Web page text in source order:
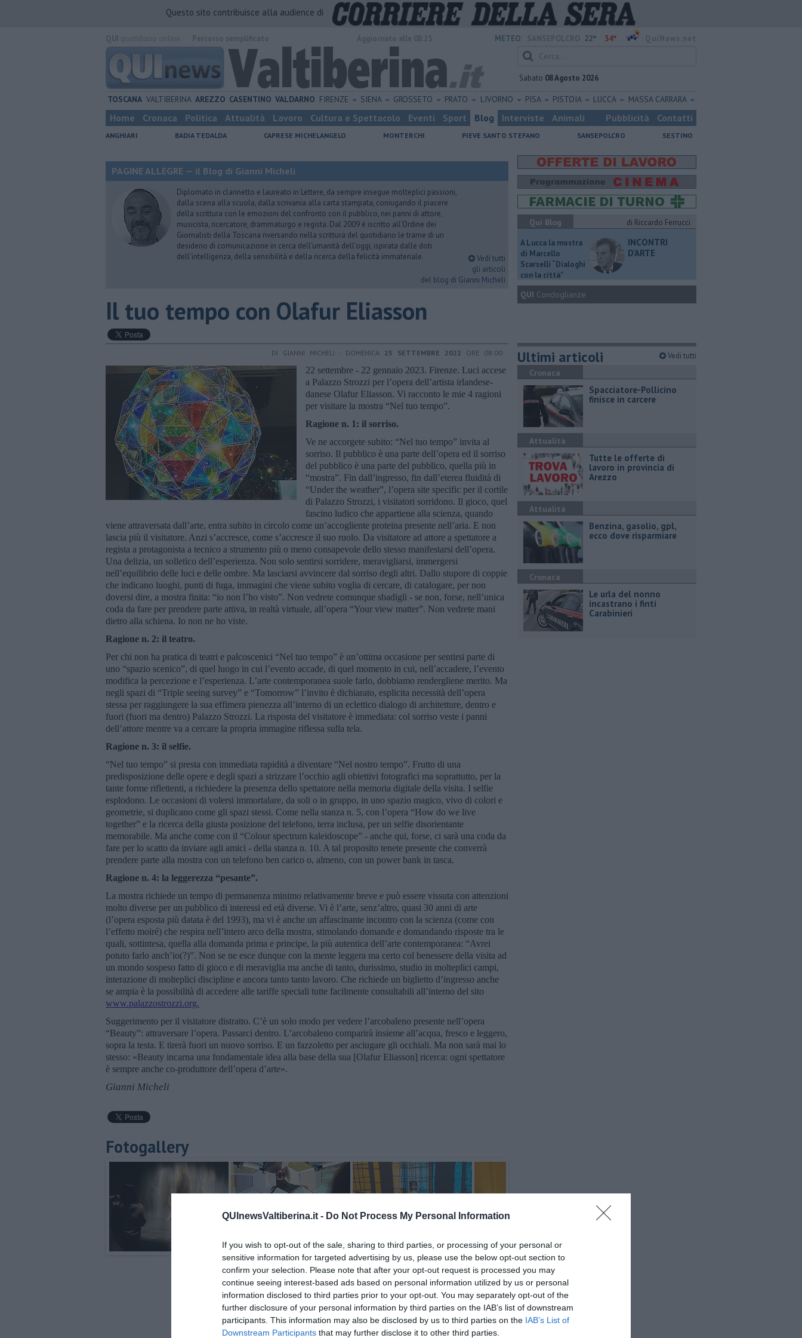
QUInewsValtiberina.it - Do Not Process My Personal Information
If you wish to opt-out of the sale, sharing to third parties, or processing of your personal or
sensitive information for targeted advertising by us, please use the below opt-out section to
confirm your selection. Please note that after your opt-out request is processed you may
continue seeing interest-based ads based on personal information utilized by us or personal
information disclosed to third parties prior to your opt-out. You may separately opt-out of the
further disclosure of your personal information by third parties on the IAB’s list of downstream
participants. This information may also be disclosed by us to third parties on the IAB’s List of
Downstream Participants that may further disclose it to other third parties.
Questo sito contribuisce alla audience di
METEO: 22° 34°
Sabato 08 Agosto 2026
TOSCANA VALTIBERINA AREZZO CASENTINO VALDARNO FIRENZE SIENA GROSSETO PRATO LIVORNO PISA PISTOIA LUCCA MASSA CARRARA
Home Cronaca Politica Attualità Lavoro Cultura e Spettacolo Eventi Sport Blog Interviste Animali Pubblicità Contatti
ANGHIARI BADIA TEDALDA CAPRESE MICHELANGELO MONTERCHI PIEVE SANTO STEFANO SANSEPOLCRO SESTINO
PAGINE ALLEGRE — il Blog di Gianni Micheli
Diplomato in clarinetto e laureato in Lettere, da sempre insegue molteplici passioni,
dalla scena alla scuola, dalla scrivania alla carta stampata, coniugando il piacere
della scrittura con le emozioni del confronto con il pubblico, nei panni di attore,
musicista, ricercatore, drammaturgo e regista. Dal 2009 è iscritto all’Ordine dei
Giornalisti della Toscana riversando nella scrittura del quotidiano le trame di un
desiderio di comunicazione in cerca dell’umanità dell’oggi, ispirata dalle doti
dell’intelligenza, della sensibilità e della ricerca della felicità immateriale.
Vedi tutti
gli articoli
del blog di Gianni Micheli
​Il tuo tempo con Olafur Eliasson
DI GIANNI MICHELI - DOMENICA 25 SETTEMBRE 2022 ORE 08:00
22 settembre - 22 gennaio 2023. Firenze. Luci accese
a Palazzo Strozzi per l’opera dell’artista irlandese-
danese Olafur Eliasson. Vi racconto le mie 4 ragioni
per visitare la mostra “Nel tuo tempo”.
Ragione n. 1: il sorriso.
Ve ne accorgete subito: “Nel tuo tempo” invita al
sorriso. Il pubblico è una parte dell’opera ed il sorriso
del pubblico è una parte del pubblico, quella più in
“mostra”. Fin dall’ingresso, fin dall’eterea fluidità di
“Under the weather”, l’opera site specific per il cortile
di Palazzo Strozzi, i visitatori sorridono. Il gioco, quel
fascino ludico che appartiene alla scienza, quando
viene attraversata dall’arte, entra subito in circolo come un’accogliente proteina presente nell’aria. E non
lascia più il visitatore. Anzi s’accresce, come s’accresce il suo ruolo. Da visitatore ad attore a spettatore a
regista a protagonista a tecnico a strumento più o meno consapevole dello stesso manifestarsi dell’opera.
Una delizia, un solletico dell’esperienza. Non solo sentirsi sorridere, meravigliarsi, immergersi
nell’equilibrio delle luci e delle ombre. Ma lasciarsi avvincere dal sorriso degli altri. Dallo stupore di coppie
che indicano luoghi, punti di fuga, immagini che viene subito voglia di cercare, di catalogare, per non
doversi dire, a mostra finita: “io non l’ho visto”. Non vedrete comunque sbadigli - se non, forse, nell’unica
coda da fare per prendere parte attiva, in realtà virtuale, all’opera “Your view matter”. Non vedrete mani
dietro alla schiena. Io non ne ho viste.
Ragione n. 2: il teatro.
Per chi non ha pratica di teatri e palcoscenici “Nel tuo tempo” è un’ottima occasione per sentirsi parte di
uno “spazio scenico”, di quel luogo in cui l’evento accade, di quel momento in cui, nell’accadere, l’evento
modifica la percezione e l’esperienza. L’arte contemporanea suole farlo, dobbiamo rendergliene merito. Ma
negli spazi di “Triple seeing survey” e “Tomorrow” l’invito è dichiarato, esplicita necessità dell’opera
stessa per raggiungere la sua effimera pienezza all’interno di un eclettico dialogo di architetture, dentro e
fuori (fuori ma dentro) Palazzo Strozzi. La risposta del visitatore è immediata: col sorriso veste i panni
dell’attore mentre va a cercare la propria immagine riflessa sulla tela.
Ragione n. 3: il selfie.
“Nel tuo tempo” si presta con immediata rapidità a diventare “Nel nostro tempo”. Frutto di una
predisposizione delle opere e degli spazi a strizzare l’occhio agli obiettivi fotografici ma soprattutto, per la
tante forme riflettenti, a richiedere la presenza dello spettatore nella memoria digitale della visita. I selfie
esplodono. Le occasioni di volersi immortalare, da soli o in gruppo, in uno spazio magico, vivo di colori e
geometrie, si duplicano come gli spazi stessi. Come nella stanza n. 5, con l’opera “How do we live
together” e la ricerca della giusta posizione del telefono, terra inclusa, per un selfie disorientante
memorabile. Ma anche come con il “Colour spectrum kaleidoscope” - anche qui, forse, ci sarà una coda da
fare per lo scatto da inviare agli amici - della stanza n. 10. A tal proposito tenete presente che converrà
prendere parte alla mostra con un telefono ben carico o, almeno, con un power bank in tasca.
Ragione n. 4: la leggerezza “pesante”.
La mostra richiede un tempo di permanenza minimo relativamente breve e può essere vissuta con attenzioni
molto diverse per un pubblico di interessi ed età diverse. Vi è l’arte, senz’altro, quasi 30 anni di arte
(l’opera esposta più datata è del 1993), ma vi è anche un affascinante incontro con la scienza (come con
l’effetto moiré) che respira nell’intero arco della mostra, stimolando domande e domandando risposte tra le
quali, sottintesa, quella alla domanda prima e principe, la più autentica dell’arte contemporanea: “Avrei
potuto farlo anch’io(?)”. Non se ne esce dunque con la mente leggera ma certo col benessere della visita ad
un mondo sospeso fatto di gioco e di meraviglia ma anche di tanto, durissimo, studio in molteplici campi,
interazione di molteplici discipline e ancora tanto tanto lavoro. Che richiede un biglietto d’ingresso anche
se ampia è la possibilità di accedere alle tariffe speciali tutte facilmente consultabili all’interno del sito
www.palazzostrozzi.org.
Suggerimento per il visitatore distratto. C’è un solo modo per vedere l’arcobaleno presente nell’opera
“Beauty”: attraversare l’opera. Passarci dentro. L’arcobaleno comparirà insieme all’acqua, fresco e leggero,
sopra la testa. E tirerà fuori un nuovo sorriso. E un fazzoletto per asciugare gli occhiali. Ma non sarà mai lo
stesso: «Beauty incarna una fondamentale idea alla base della sua [Olafur Eliasson] ricerca: ogni spettatore
è sempre anche co-produttore dell’opera d’arte».
Gianni Micheli
Fotogallery
Qui Blog
di Riccardo Ferrucci
A Lucca la mostra
di Marcello
Scarselli “Dialoghi
con la città"
INCONTRI
D'ARTE
QUI Condoglianze
Ultimi articoli Vedi tutti
Cronaca
Spacciatore-Pollicino
finisce in carcere
Attualità
​Tutte le offerte di
lavoro in provincia di
Arezzo
Attualità
​Benzina, gasolio, gpl,
ecco dove risparmiare
Cronaca
Le urla del nonno
incastrano i finti
Carabinieri